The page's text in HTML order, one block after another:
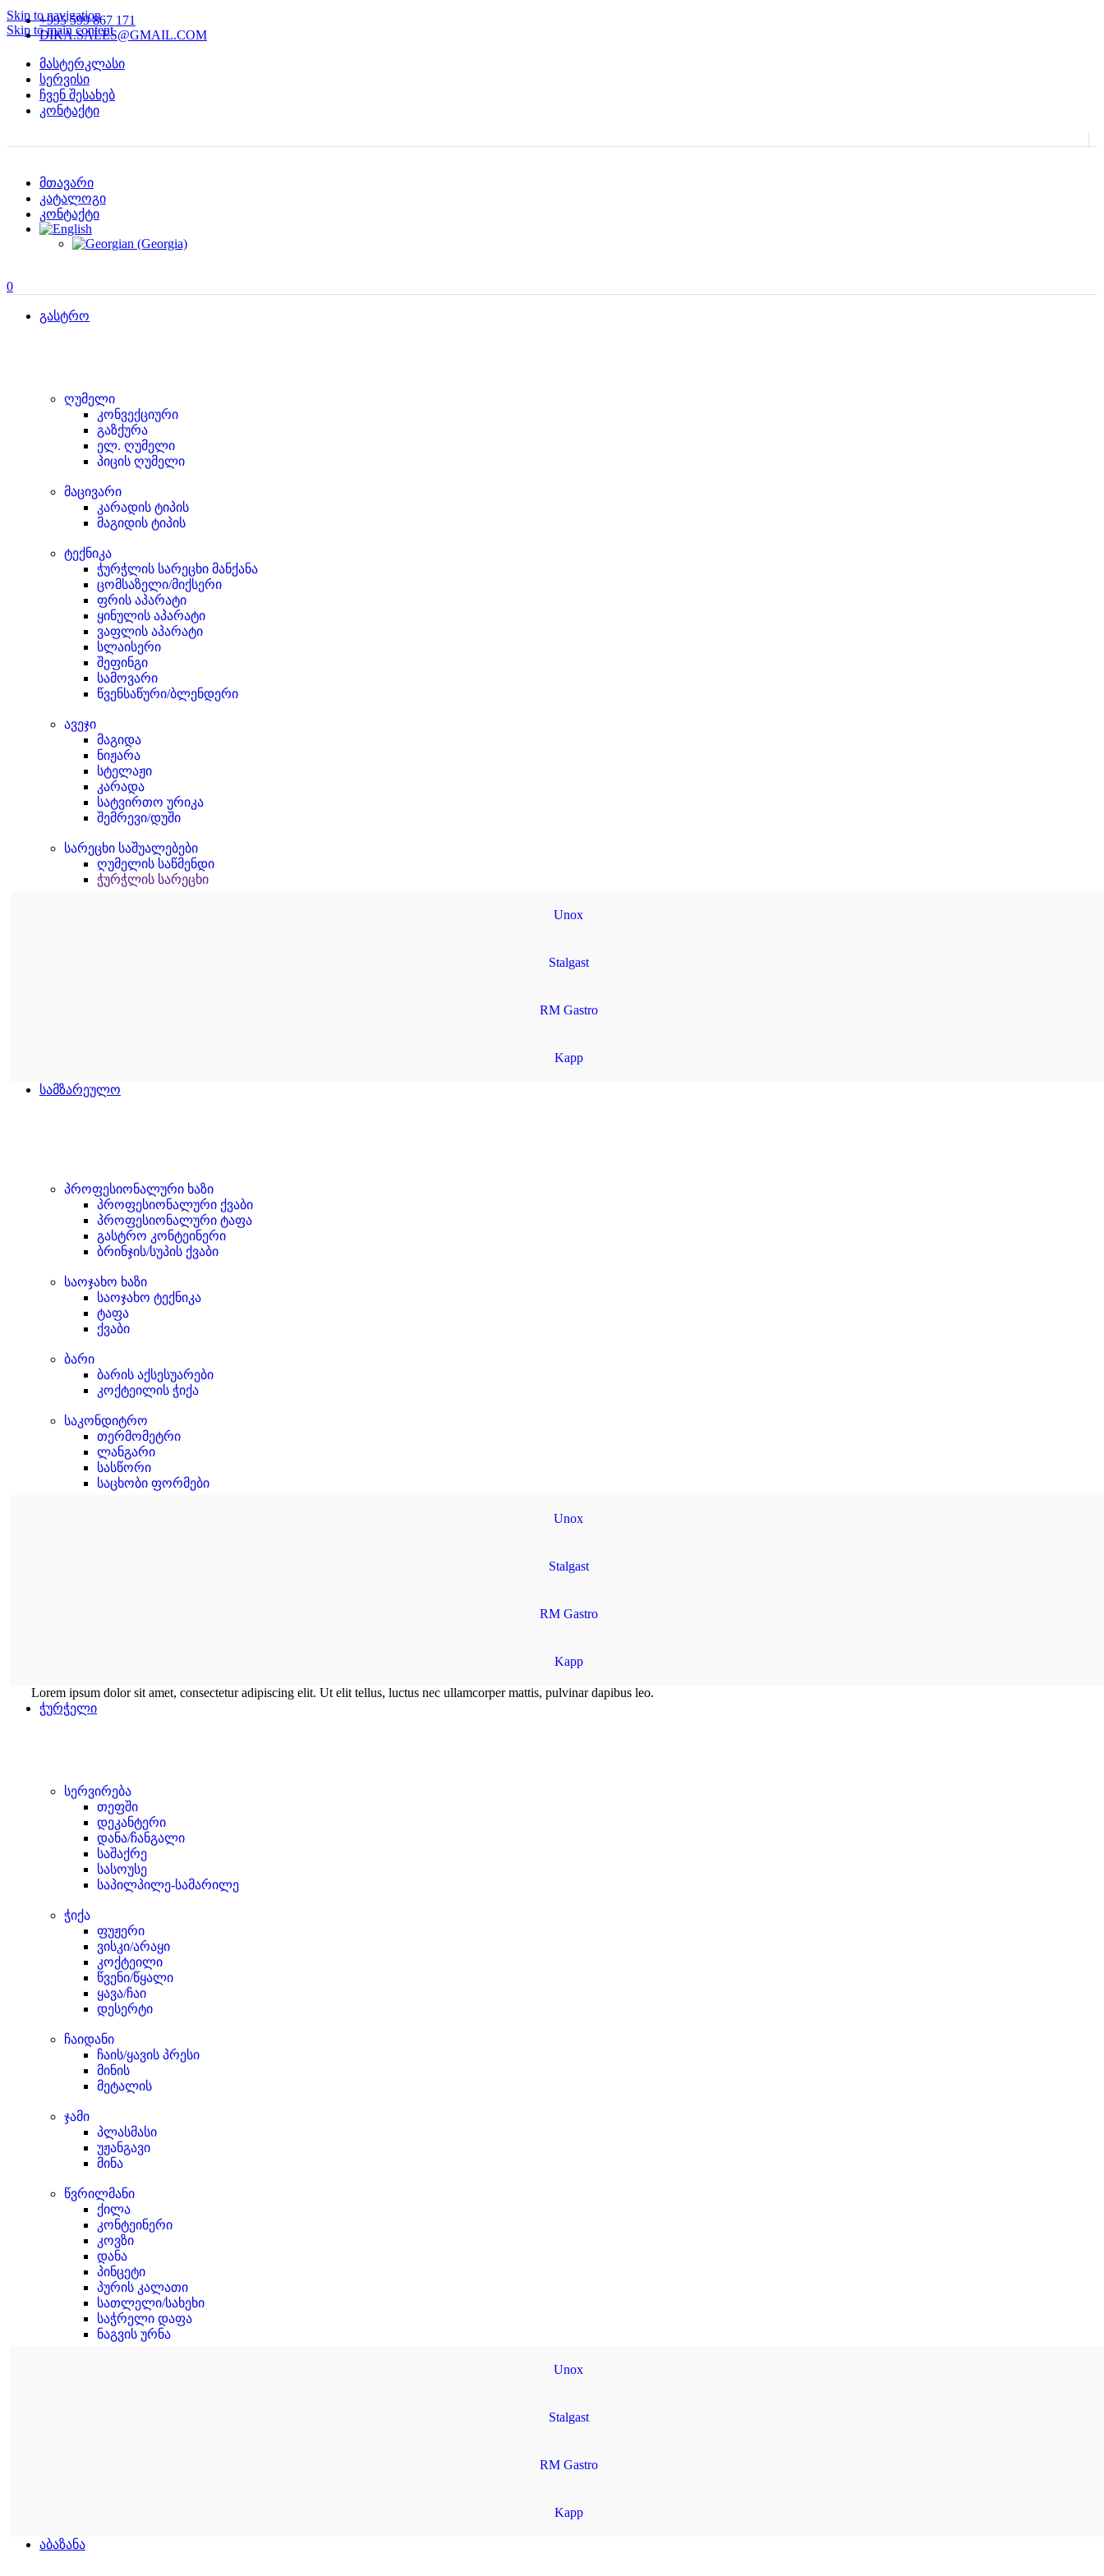
Skip to navigation
Skip to main content
+995 599 867 171
DIKA.SALES@GMAIL.COM
მასტერკლასი
სერვისი
ჩვენ შესახებ
კონტაქტი
მთავარი
კატალოგი
კონტაქტი
0
გასტრო
ღუმელი
კონვექციური
გაზქურა
ელ. ღუმელი
პიცის ღუმელი
მაცივარი
კარადის ტიპის
მაგიდის ტიპის
ტექნიკა
ჭურჭლის სარეცხი მანქანა
ცომსაზელი/მიქსერი
ფრის აპარატი
ყინულის აპარატი
ვაფლის აპარატი
სლაისერი
შეფინგი
სამოვარი
წვენსაწური/ბლენდერი
ავეჯი
მაგიდა
ნიჟარა
სტელაჟი
კარადა
სატვირთო ურიკა
შემრევი/დუში
სარეცხი საშუალებები
ღუმელის საწმენდი
ჭურჭლის სარეცხი
Unox
Stalgast
RM Gastro
Kapp
სამზარეულო
პროფესიონალური ხაზი
პროფესიონალური ქვაბი
პროფესიონალური ტაფა
გასტრო კონტეინერი
ბრინჯის/სუპის ქვაბი
საოჯახო ხაზი
საოჯახო ტექნიკა
ტაფა
ქვაბი
ბარი
ბარის აქსესუარები
კოქტეილის ჭიქა
საკონდიტრო
თერმომეტრი
ლანგარი
სასწორი
საცხობი ფორმები
Unox
Stalgast
RM Gastro
Kapp
Lorem ipsum dolor sit amet, consectetur adipiscing elit. Ut elit tellus, luctus nec ullamcorper mattis, pulvinar dapibus leo.
ჭურჭელი
სერვირება
თეფში
დეკანტერი
დანა/ჩანგალი
საშაქრე
სასოუსე
საპილპილე-სამარილე
ჭიქა
ფუჟერი
ვისკი/არაყი
კოქტეილი
წვენი/წყალი
ყავა/ჩაი
დესერტი
ჩაიდანი
ჩაის/ყავის პრესი
მინის
მეტალის
ჯამი
პლასმასი
უჟანგავი
მინა
წვრილმანი
ქილა
კონტეინერი
კოვზი
დანა
პინცეტი
პურის კალათი
სათლელი/სახეხი
საჭრელი დაფა
ნაგვის ურნა
Unox
Stalgast
RM Gastro
Kapp
აბაზანა